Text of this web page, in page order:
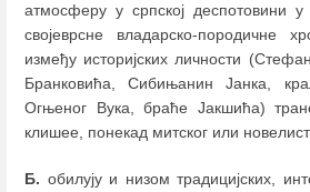
атмосферу у српској деспотовини у
својеврсне владарско-породичне
између историјских личности
Бранковића, Сибињанин Јанка,
Огњеног Вука, браће Јакшића)
клишее, понекад митског или
Б. обилују и низом традицијских,